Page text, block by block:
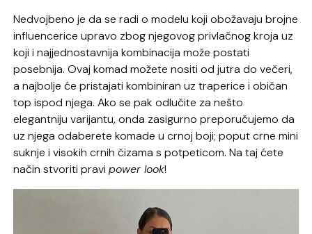
Nedvojbeno je da se radi o modelu koji obožavaju brojne
influencerice upravo zbog njegovog privlačnog kroja uz
koji i najjednostavnija kombinacija može postati
posebnija. Ovaj komad možete nositi od jutra do večeri,
a najbolje će pristajati kombiniran uz traperice i običan
top ispod njega. Ako se pak odlučite za nešto
elegantniju varijantu, onda zasigurno preporučujemo da
uz njega odaberete komade u crnoj boji; poput crne mini
suknje i visokih crnih čizama s potpeticom. Na taj ćete
način stvoriti pravipower look!